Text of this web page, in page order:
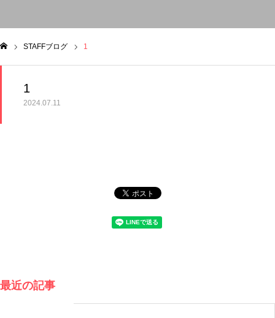
STAFFブログ 1
1
2024.07.11
最近の記事